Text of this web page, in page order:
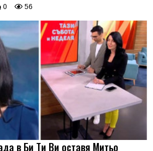
0 56
в Би Ти Ви оставя Митьо